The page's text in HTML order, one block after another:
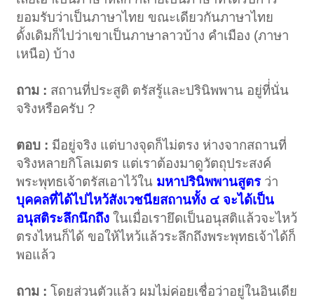
ยอมรับว่าเป็นภาษาไทย ขณะเดียวกันภาษาไทย
ดั้งเดิมก็ไปว่าเขาเป็นภาษาลาวบ้าง คำเมือง (ภาษา
เหนือ) บ้าง
ถาม : สถานที่ประสูติ ตรัสรู้และปรินิพพาน อยู่ที่่นั่น
จริงหรือครับ ?
ตอบ : มีอยู่จริง แต่บางจุดก็ไม่ตรง ห่างจากสถานที่
จริงหลายกิโลเมตร แต่เราต้องมาดูวัตถุประสงค์
พระพุทธเจ้าตรัสเอาไว้ใน มหาปรินิพพานสูตรว่า
บุคคลที่ได้ไปไหว้สังเวชนียสถานทั้ง ๔ จะได้เป็น
อนุสติระลึกนึกถึง ในเมื่อเรายึดเป็นอนุสติแล้วจะไหว้
ตรงไหนก็ได้ ขอให้ไหว้แล้วระลึกถึงพระพุทธเจ้าได้ก็
พอแล้ว
ถาม : โดยส่วนตัวแล้ว ผมไม่ค่อยเชื่อว่าอยู่ในอินเดีย